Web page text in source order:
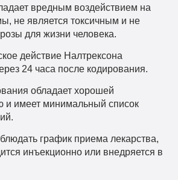
вредным воздействием на
не является токсичным и не
для жизни человека.
действие Налтрексона
24 часа после кодирования.
обладает хорошей
и имеет минимальный список
график приема лекарства,
инъекционно или внедряется в